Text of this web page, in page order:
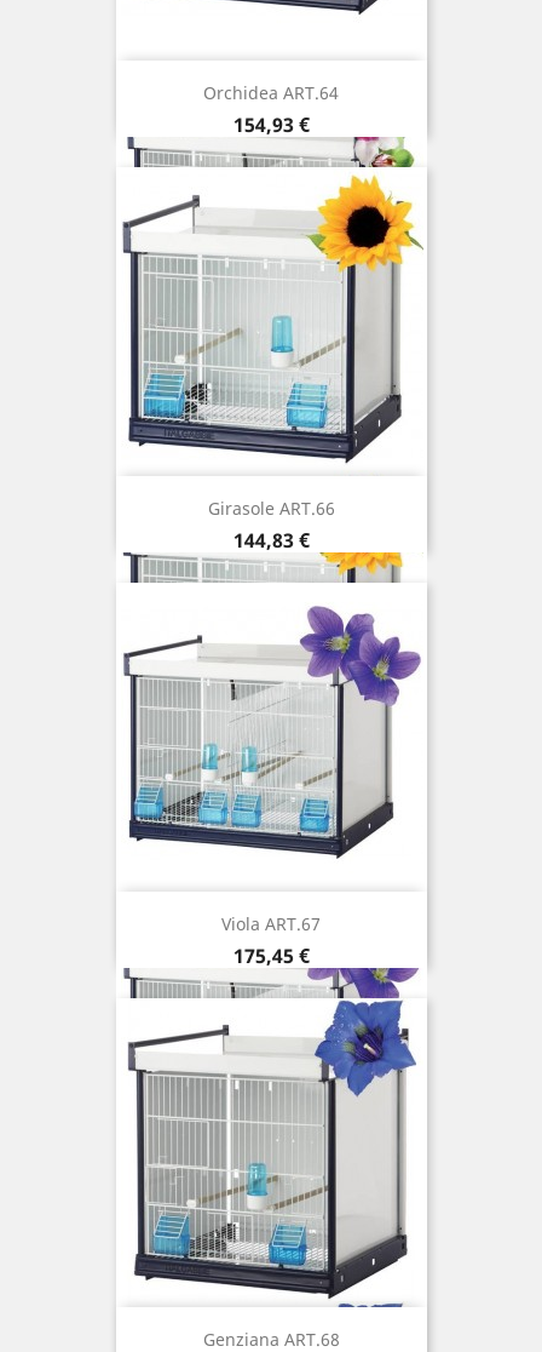
Orchidea ART.64
Prix
154,93 €
Girasole ART.66
Prix
144,83 €
Viola ART.67
Prix
175,45 €
Genziana ART.68